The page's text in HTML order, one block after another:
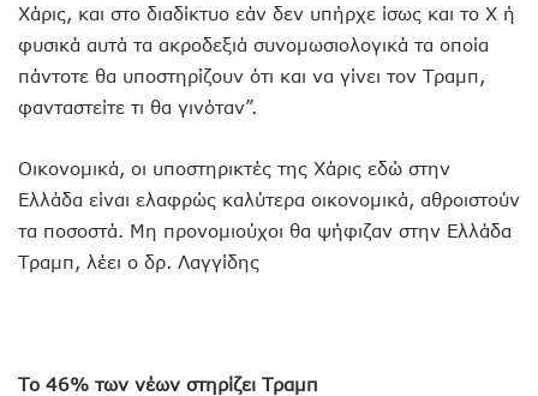
Χάρις, και στο διαδίκτυο εάν δεν υπήρχε ίσως και το Χ ή
φυσικά αυτά τα ακροδεξιά συνομωσιολογικά τα οποία
πάντοτε θα υποστηρίζουν ότι και να γίνει τον Τραμπ,
φανταστείτε τι θα γινόταν”.
Οικονομικά, οι υποστηρικτές της Χάρις εδώ στην
Ελλάδα είναι ελαφρώς καλύτερα οικονομικά, αθροιστούν
τα ποσοστά. Μη προνομιούχοι θα ψήφιζαν στην Ελλάδα
Τραμπ, λέει ο δρ. Λαγγίδης
Το 46% των νέων στηρίζει Τραμπ